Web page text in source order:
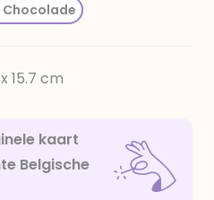
Chocolade
15.7 cm
kaart
Belgische